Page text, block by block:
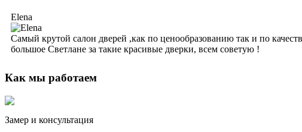
Elena
Самый крутой салон дверей ,как по ценообразованию так и по
большое Светлане за такие красивые дверки, всем советую !
Как мы работаем
Замер и консультация